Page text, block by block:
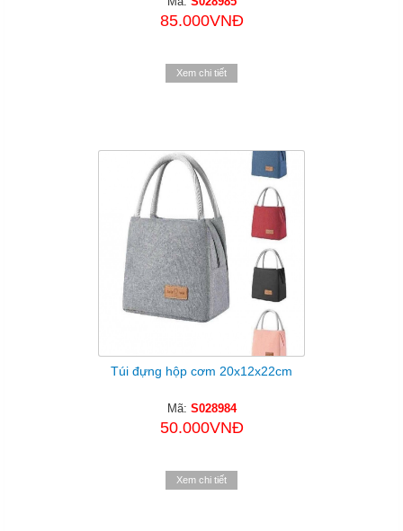
85.000VNĐ
Xem chi tiết
Túi đựng hộp cơm 20x12x22cm
Mã: S028984
50.000VNĐ
Xem chi tiết